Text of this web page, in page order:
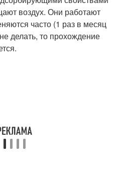
воздух. Они работают
часто (1 раз в месяц
делать, то прохождение